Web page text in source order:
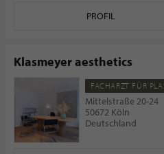
PROFIL
Klasmeyer aesthetics
FACHARZT FÜR
Mittelstraße 20-24
50672 Köln
Deutschland